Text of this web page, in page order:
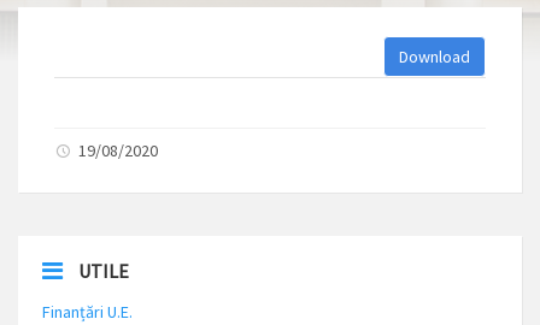
Download
19/08/2020
UTILE
Finanțări U.E.